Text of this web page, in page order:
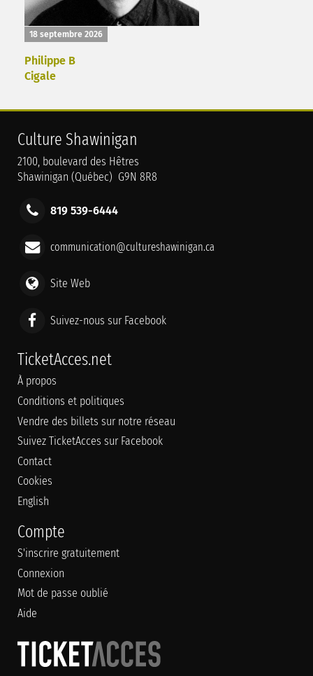
18 septembre 2026
Philippe B
Cigale
Culture Shawinigan
2100, boulevard des Hêtres
Shawinigan (Québec) G9N 8R8
819 539-6444
communication@cultureshawinigan.ca
Site Web
Suivez-nous sur Facebook
TicketAcces.net
À propos
Conditions et politiques
Vendre des billets sur notre réseau
Suivez TicketAcces sur Facebook
Contact
Cookies
English
Compte
S'inscrire gratuitement
Connexion
Mot de passe oublié
Aide